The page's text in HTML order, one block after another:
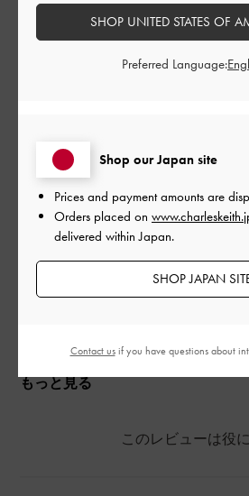
ご利用者様
nanさんのレビュー
クっぽい感じでしたが許容範囲です。
サイズ: その他（シューズ以外） カラ
デザイン
とてもよかった
品質
もっと見る
このレビューは役
Shop our Japan site
Prices and payment amounts are
Orders placed on
delivered within Japan.
SHOP JAPAN
SHOP UNITED STATES OF
Preferred Language:
Contact usif you have questions about